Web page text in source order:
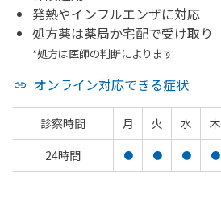
発熱やインフルエンザに対応
処方薬は薬局か宅配で受け取り
*処方は医師の判断によります
オンライン対応できる症状
診察時間 月 火 水 木
24時間
● ● ● ●